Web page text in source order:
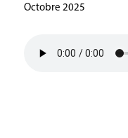
Octobre 2025